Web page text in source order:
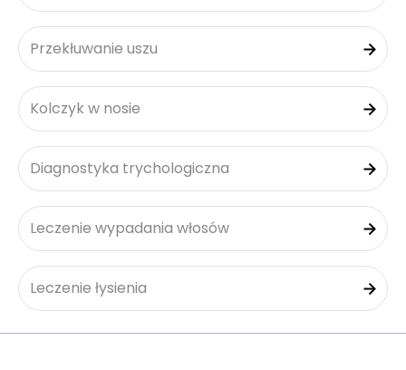
Przekłuwanie uszu
Kolczyk w nosie
Diagnostyka trychologiczna
Leczenie wypadania włosów
Leczenie łysienia